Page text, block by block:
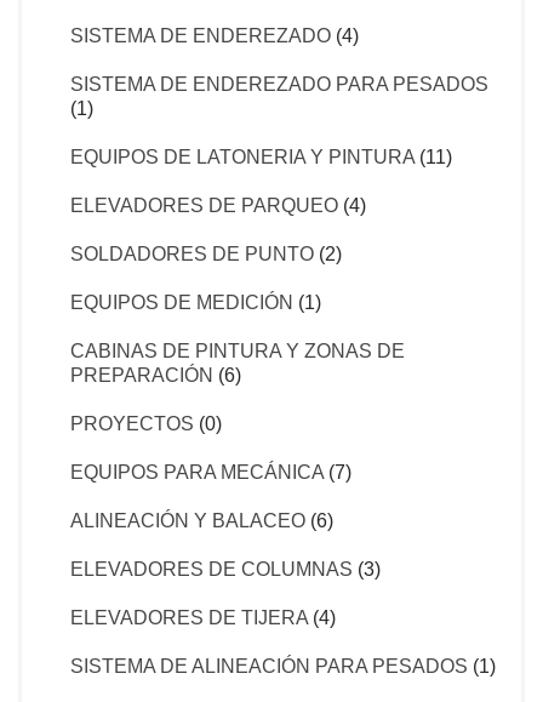
SISTEMA DE ENDEREZADO (4)
SISTEMA DE ENDEREZADO PARA PESADOS
(1)
EQUIPOS DE LATONERIA Y PINTURA (11)
ELEVADORES DE PARQUEO (4)
SOLDADORES DE PUNTO (2)
EQUIPOS DE MEDICIÓN (1)
CABINAS DE PINTURA Y ZONAS DE
PREPARACIÓN (6)
PROYECTOS (0)
EQUIPOS PARA MECÁNICA (7)
ALINEACIÓN Y BALACEO (6)
ELEVADORES DE COLUMNAS (3)
ELEVADORES DE TIJERA (4)
SISTEMA DE ALINEACIÓN PARA PESADOS (1)